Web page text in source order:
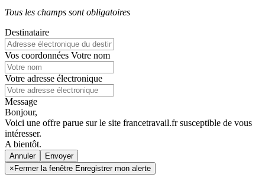
Tous les champs sont obligatoires
Destinataire
Vos coordonnées Votre nom
Votre adresse électronique
Message
Bonjour,
Voici une offre parue sur le site francetravail.fr susceptible de vous
intéresser.
A bientôt.
Annuler
× Fermer la fenêtre Enregistrer mon alerte